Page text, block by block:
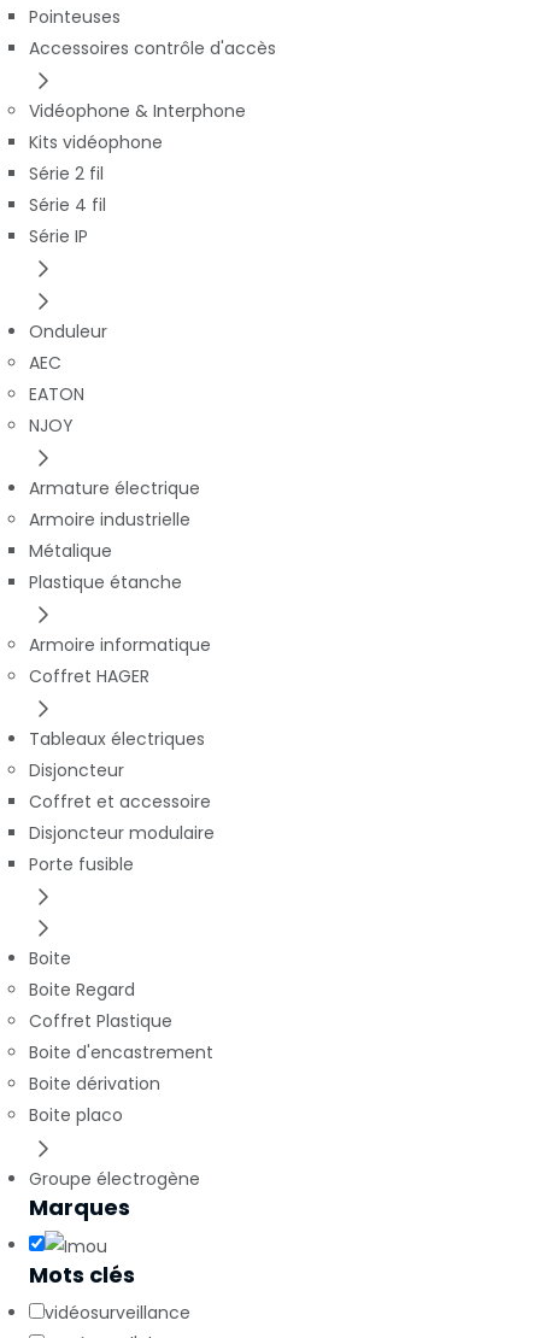
Pointeuses
Accessoires contrôle d'accès
Vidéophone & Interphone
Kits vidéophone
Série 2 fil
Série 4 fil
Série IP
Onduleur
AEC
EATON
NJOY
Armature électrique
Armoire industrielle
Métalique
Plastique étanche
Armoire informatique
Coffret HAGER
Tableaux électriques
Disjoncteur
Coffret et accessoire
Disjoncteur modulaire
Porte fusible
Boite
Boite Regard
Coffret Plastique
Boite d'encastrement
Boite dérivation
Boite placo
Groupe électrogène
Marques
Mots clés
vidéosurveillance